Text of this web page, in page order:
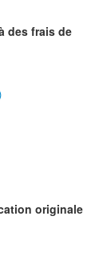
des frais de
originale